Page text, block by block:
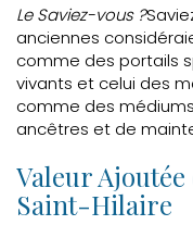
Le Saviez-vous ?
anciennes
comme des portails
vivants et celui des
comme des
ancêtres et de
Valeur Ajoutée
Saint-Hilaire